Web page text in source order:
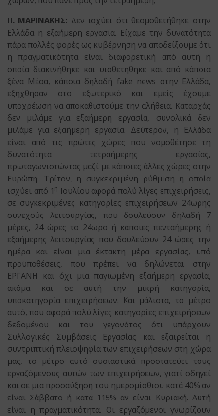
Π. ΜΑΡΙΝΑΚΗΣ: Δεν ισχύει ότι θεσμοθετήθηκε στην
Ελλάδα η εξαήμερη εργασία. Είχαμε την δυνατότητα
πάρα πολλές φορές ως κυβέρνηση να αποδείξουμε ότι
η πραγματικότητα είναι διαφορετική από αυτή η
οποία διακινήθηκε και υιοθετήθηκε και από κάποια
ξένα Μέσα, κάποια δηλαδή fake news στην Ελλάδα,
εξήχθησαν στο εξωτερικό και εμείς έχουμε
υποχρέωση να αποκαθιστούμε την αλήθεια. Καταρχάς
δεν μιλάμε για εξαήμερη εργασία, συνολικά δεν
μιλάμε για εξαήμερη εργασία. Δεύτερον, η Ελλάδα
είναι από τις πρώτες χώρες που νομοθέτησε τη
δυνατότητα τετραήμερης εργασίας,
πρωταγωνιστώντας μαζί με κάποιες άλλες χώρες στην
Ευρώπη. Τρίτον, η συγκεκριμένη ρύθμιση η οποία
ισχύει από 1 η Ιουλίου αφορά πολύ λίγες επιχειρήσεις,
σε συγκεκριμένες κατηγορίες επιχειρήσεων 24ωρης
συνεχούς λειτουργίας, που δουλεύουν δηλαδή 7
μέρες, 24 ώρες το 24ωρο ή κάποιες πενταήμερης ή
εξαήμερης λειτουργίας που δουλεύουν 24 ώρες την
ημέρα και είναι μια έκτακτη μέρα εργασίας, υπό
προϋποθέσεις, που πρέπει να δηλώνεται στην
ΕΡΓΑΝΗ και όχι μια παγιωμένη εξαήμερη εργασία,
ακόμα και σε αυτή την μικρή κατηγορία,
υποκατηγορία επιχειρήσεων. Και μάλιστα, το μέτρο
αυτό, που αφορά πολύ λίγες κατηγορίες επιχειρήσεων
δεδομένου και του γεγονότος ότι υπάρχουν
Συλλογικές Συμβάσεις Εργασίας και εξαιρείται η
συντριπτική πλειοψηφία των επιχειρήσεων στη χώρα
μας, το μέτρο αυτό ουσιαστικά προστατεύει τους
εργαζόμενους αυτών των επιχειρήσεων, γιατί οδηγεί
και σε μια προσαύξηση του ημερομίσθιου κατά 40% αν
είναι Σάββατο ή κατά 115% αν είναι Κυριακή. Αυτή
είναι η πραγματικότητα. Οι εργαζόμενοι γνωρίζουν